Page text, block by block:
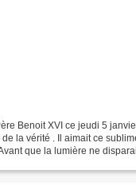
Benoit XVI ce jeudi 5
la vérité . Il aimait ce
que la lumière ne